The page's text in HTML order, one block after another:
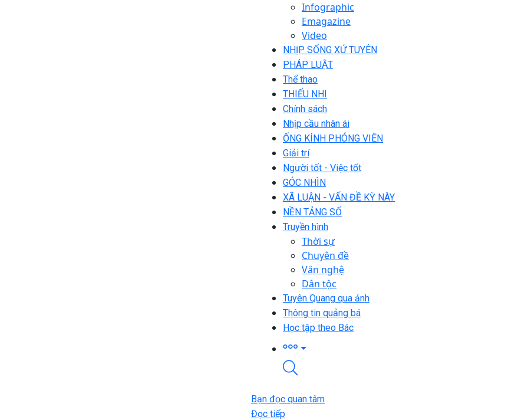
Infographic
Emagazine
Video
NHỊP SỐNG XỨ TUYÊN
PHÁP LUẬT
Thể thao
THIẾU NHI
Chính sách
Nhịp cầu nhân ái
ỐNG KÍNH PHÓNG VIÊN
Giải trí
Người tốt - Việc tốt
GÓC NHÌN
XÃ LUẬN - VẤN ĐỀ KỲ NÀY
NỀN TẢNG SỐ
Truyền hình
Thời sự
Chuyên đề
Văn nghệ
Dân tộc
Tuyên Quang qua ảnh
Thông tin quảng bá
Học tập theo Bác
Bạn đọc quan tâm
Đọc tiếp